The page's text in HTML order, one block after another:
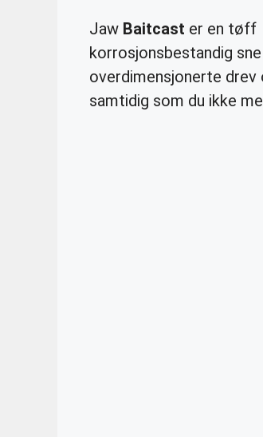
Jaw Baitcast er en tøff
korrosjonsbestandig
overdimensjonerte drev
samtidig som du ikke